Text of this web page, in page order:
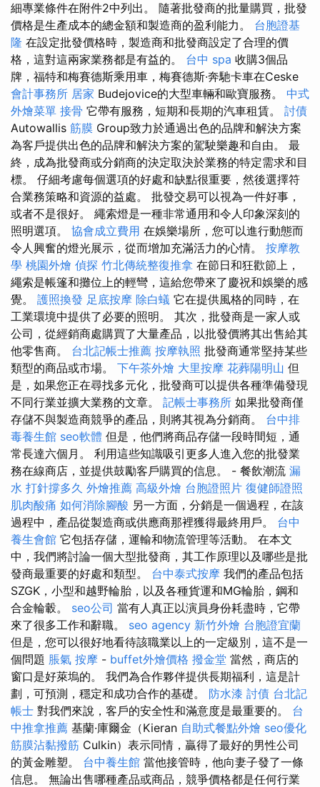
細專業條件在附件2中列出。 隨著批發商的批量購買，批發
價格是生產成本的總金額和製造商的盈利能力。 台胞證基
隆 在設定批發價格時，製造商和批發商設定了合理的價
格，這對這兩家業務都是有益的。 台中 spa 收購3個品
牌，福特和梅賽德斯乘用車，梅賽德斯·奔馳卡車在Ceske
會計事務所 居家 Budejovice的大型車輛和歐寶服務。 中式
外燴菜單 接骨 它帶有服務，短期和長期的汽車租賃。 討債
Autowallis 筋膜 Group致力於通過出色的品牌和解決方案
為客戶提供出色的品牌和解決方案的駕駛樂趣和自由。 最
終，成為批發商或分銷商的決定取決於業務的特定需求和目
標。 仔細考慮每個選項的好處和缺點很重要，然後選擇符
合業務策略和資源的益處。 批發交易可以視為一件好事，
或者不是很好。 繩索燈是一種非常通用和令人印象深刻的
照明選項。 協會成立費用 在娛樂場所，您可以進行動態而
令人興奮的燈光展示，從而增加充滿活力的心情。 按摩教
學 桃園外燴 偵探 竹北傳統整復推拿 在節日和狂歡節上，
繩索是帳篷和攤位上的輕彎，這給您帶來了慶祝和娛樂的感
覺。 護照換發 足底按摩 除白蟻 它在提供風格的同時，在
工業環境中提供了必要的照明。 其次，批發商是一家人或
公司，從經銷商處購買了大量產品，以批發價將其出售給其
他零售商。 台北記帳士推薦 按摩執照 批發商通常堅持某些
類型的商品或市場。 下午茶外燴 大里按摩 花葬陽明山 但
是，如果您正在尋找多元化，批發商可以提供各種準備發現
不同行業並擴大業務的文章。 記帳士事務所 如果批發商僅
存儲不與製造商競爭的產品，則將其視為分銷商。 台中排
毒養生館 seo軟體 但是，他們將商品存儲一段時間短，通
常長達六個月。 利用這些知識吸引更多人進入您的批發業
務在線商店，並提供鼓勵客戶購買的信息。 - 餐飲潮流 漏
水 打針撐多久 外燴推薦 高級外燴 台胞證照片 復健師證照
肌肉酸痛 如何消除腳酸 另一方面，分銷是一個過程，在該
過程中，產品從製造商或供應商那裡獲得最終用戶。 台中
養生會館 它包括存儲，運輸和物流管理等活動。 在本文
中，我們將討論一個大型批發商，其工作原理以及哪些是批
發商最重要的好處和類型。 台中泰式按摩 我們的產品包括
SZGK，小型和越野輪胎，以及各種貨運和MG輪胎，鋼和
合金輪轂。 seo公司 當有人真正以演員身份耗盡時，它帶
來了很多工作和辭職。 seo agency 新竹外燴 台胞證宜蘭
但是，您可以很好地看待該職業以上的一定級別，這不是一
個問題 脹氣 按摩 - buffet外燴價格 撥金堂 當然，商店的
窗口是好萊塢的。 我們為合作夥伴提供長期福利，這是計
劃，可預測，穩定和成功合作的基礎。 防水漆 討債 台北記
帳士 對我們來說，客戶的安全性和滿意度是最重要的。 台
中推拿推薦 基蘭·庫爾金（Kieran 自助式餐點外燴 seo優化
筋膜沾黏撥筋 Culkin）表示同情，贏得了最好的男性公司
的黃金雕塑。 台中養生館 當他接管時，他向妻子發了一條
信息。 無論出售哪種產品或商品，競爭價格都是任何行業